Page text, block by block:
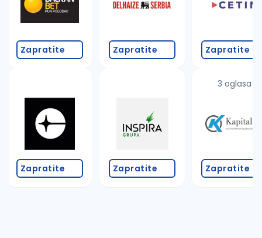
Zapratite
Zapratite
Zapratite
Zapratite
Zapratite
3 oglasa
Zapratite